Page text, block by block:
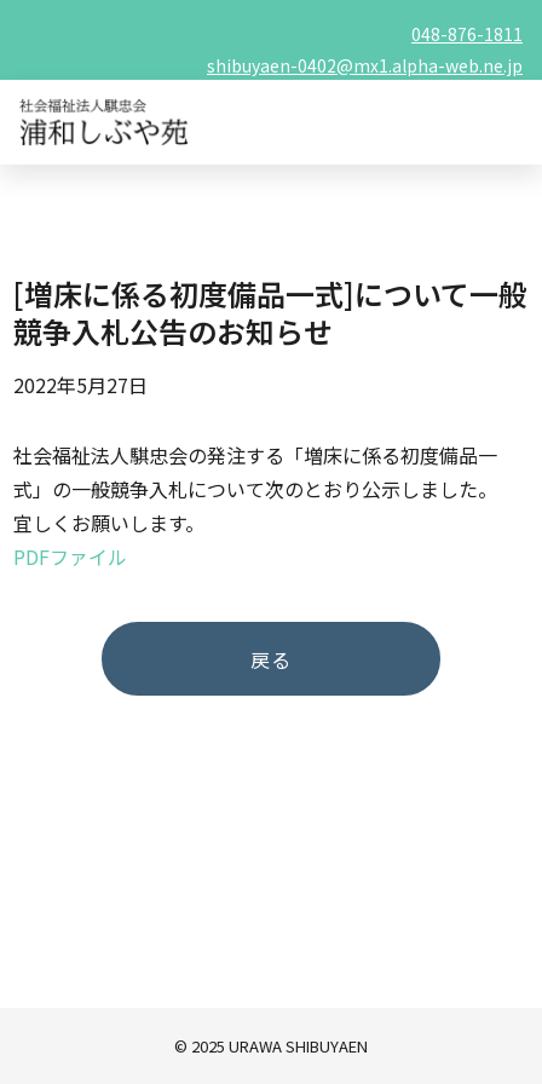
048-876-1811
shibuyaen-0402@mx1.alpha-web.ne.jp
[増床に係る初度備品一式]について一般
競争入札公告のお知らせ
2022年5月27日
社会福祉法人騏忠会の発注する「増床に係る初度備品一
式」の一般競争入札について次のとおり公示しました。
宜しくお願いします。
PDFファイル
戻る
© 2025 URAWA SHIBUYAEN